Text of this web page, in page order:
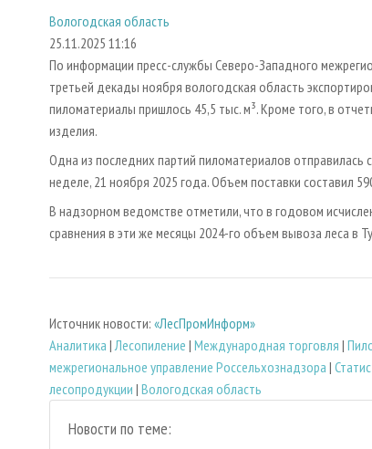
Вологодская область
25.11.2025 11:16
По информации пресс-службы Северо-Западного
третьей декады ноября вологодская область
пиломатериалы пришлось 45,5 тыс. м³. Кроме того, в
изделия.
Одна из последних партий пиломатериалов отправилась
неделе, 21 ноября 2025 года. Объем поставки составил
В надзорном ведомстве отметили, что в годовом
сравнения в эти же месяцы 2024-го объем вывоза леса в
Источник новости: «ЛесПромИнформ»
Аналитика | Лесопиление | Международная торговля |
межрегиональное управление Россельхознадзора |
лесопродукции | Вологодская область
Новости по теме: